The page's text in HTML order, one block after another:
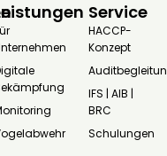
Service
HACCP-
Konzept
IFS | AIB |
BRC
Schulungen